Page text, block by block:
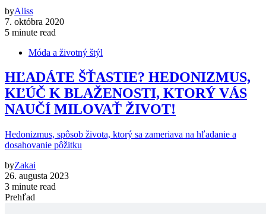
byAliss
7. októbra 2020
5 minute read
Móda a životný štýl
HĽADÁTE ŠŤASTIE? HEDONIZMUS,
KĽÚČ K BLAŽENOSTI, KTORÝ VÁS
NAUČÍ MILOVAŤ ŽIVOT!
Hedonizmus, spôsob života, ktorý sa zameriava na hľadanie a
dosahovanie pôžitku
byZakai
26. augusta 2023
3 minute read
Prehľad